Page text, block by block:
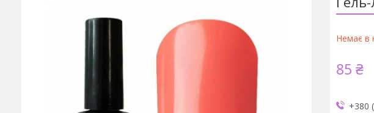
Немає в
85 ₴
+380